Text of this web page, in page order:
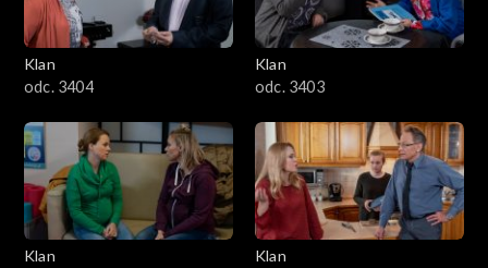
Klan
odc. 3404
Klan
odc. 3403
Klan
Klan